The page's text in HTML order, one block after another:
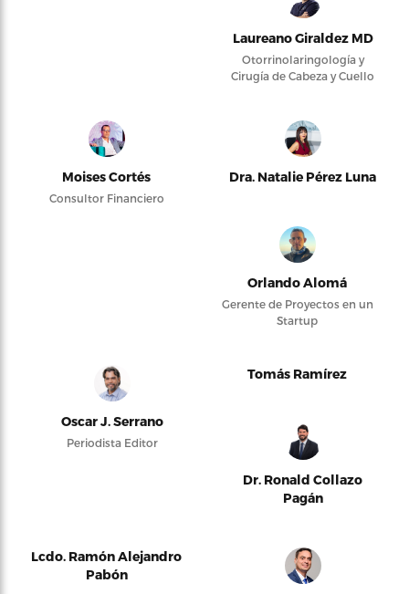
Laureano Giraldez MD
Otorrinolaringología y
Cirugía de Cabeza y Cuello
Moises Cortés
Consultor Financiero
Dra. Natalie Pérez Luna
Orlando Alomá
Gerente de Proyectos en un
Startup
Oscar J. Serrano
Periodista Editor
Tomás Ramírez
Dr. Ronald Collazo
Pagán
Lcdo. Ramón Alejandro
Pabón